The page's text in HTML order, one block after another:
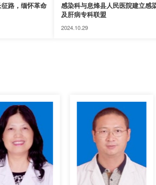
路，缅怀革命
感染科与息烽县人民医院建立感
及肝病专科联盟
2024.10.29